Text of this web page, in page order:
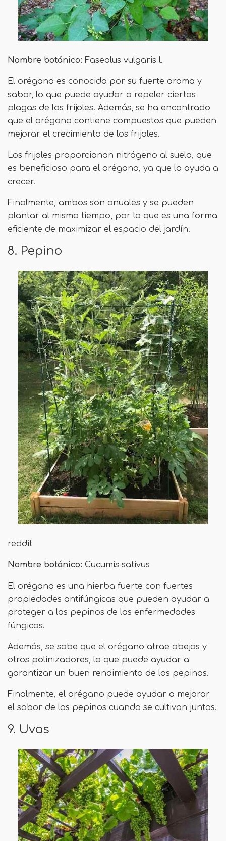
Nombre botánico: Faseolus vulgaris l.
El orégano es conocido por su fuerte aroma y
sabor, lo que puede ayudar a repeler ciertas
plagas de los frijoles. Además, se ha encontrado
que el orégano contiene compuestos que pueden
mejorar el crecimiento de los frijoles.
Los frijoles proporcionan nitrógeno al suelo, que
es beneficioso para el orégano, ya que lo ayuda a
crecer.
Finalmente, ambos son anuales y se pueden
plantar al mismo tiempo, por lo que es una forma
eficiente de maximizar el espacio del jardín.
8. Pepino
reddit
Nombre botánico: Cucumis sativus
El orégano es una hierba fuerte con fuertes
propiedades antifúngicas que pueden ayudar a
proteger a los pepinos de las enfermedades
fúngicas.
Además, se sabe que el orégano atrae abejas y
otros polinizadores, lo que puede ayudar a
garantizar un buen rendimiento de los pepinos.
Finalmente, el orégano puede ayudar a mejorar
el sabor de los pepinos cuando se cultivan juntos.
9. Uvas